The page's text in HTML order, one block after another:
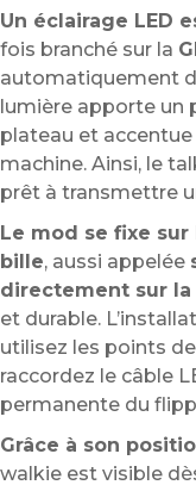
Un éclairage LED
fois branché sur la
automatiquement
lumière apporte un
plateau et
machine. Ainsi, le
prêt à transmettre
Le mod se fixe
bille, aussi appelée
directement sur la
et durable.
utilisez les points
raccordez le câble
permanente du
Grâce à son
walkie est visible